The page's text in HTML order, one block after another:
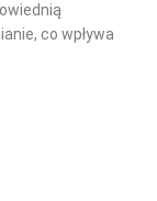
co wpływa